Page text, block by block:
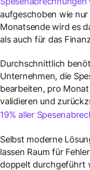
aufgeschoben wie
Monatsende wird es
als auch für das
Durchschnittlich
Unternehmen, die
bearbeiten, pro
validieren und
19% aller
Selbst moderne
lassen Raum für
doppelt durchgeführt